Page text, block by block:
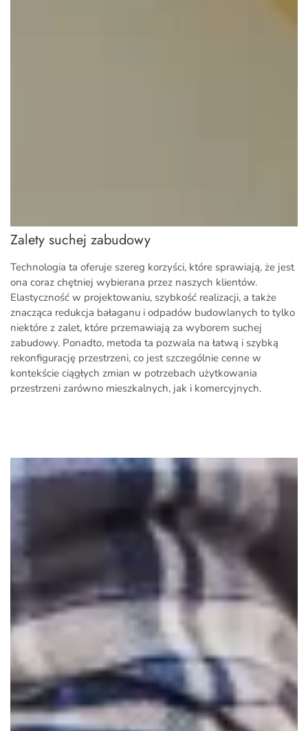
Zalety suchej zabudowy
Technologia ta oferuje szereg korzyści, które sprawiają, że jest
ona coraz chętniej wybierana przez naszych klientów.
Elastyczność w projektowaniu, szybkość realizacji, a także
znacząca redukcja bałaganu i odpadów budowlanych to tylko
niektóre z zalet, które przemawiają za wyborem suchej
zabudowy. Ponadto, metoda ta pozwala na łatwą i szybką
rekonfigurację przestrzeni, co jest szczególnie cenne w
kontekście ciągłych zmian w potrzebach użytkowania
przestrzeni zarówno mieszkalnych, jak i komercyjnych.